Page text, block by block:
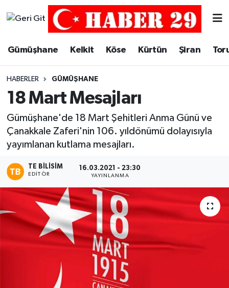
Gümüşhane Kelkit Köse Kürtün Şiran
HABERLER GÜMÜŞHANE
18 Mart Mesajları
Gümüşhane'de 18 Mart Şehitleri Anma Günü ve
Çanakkale Zaferi'nin 106. yıldönümü dolayısıyla
yayımlanan kutlama mesajları.
TE BILISIM
EDITÖR
16.03.2021 - 23:30
YAYINLANMA
Merkez Trafik Yoğunluk Haritası
Süper Lig Puan Durumu ve Fikstür
Tüm Manşetler
Son Dakika Haberleri
Haber Arşivi